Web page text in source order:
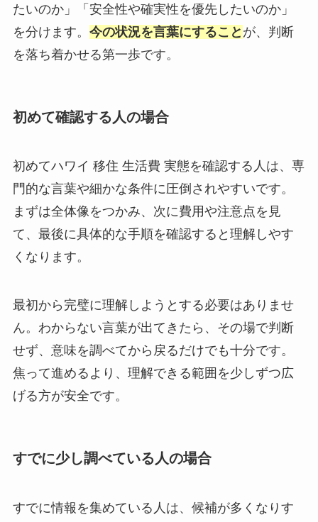
たいのか」「安全性や確実性を優先したいのか」
を分けます。 今の状況を言葉にすること が、判断
を落ち着かせる第一歩です。
初めて確認する人の場合
初めてハワイ 移住 生活費 実態を確認する人は、専
門的な言葉や細かな条件に圧倒されやすいです。
まずは全体像をつかみ、次に費用や注意点を見
て、最後に具体的な手順を確認すると理解しやす
くなります。
最初から完璧に理解しようとする必要はありませ
ん。わからない言葉が出てきたら、その場で判断
せず、意味を調べてから戻るだけでも十分です。
焦って進めるより、理解できる範囲を少しずつ広
げる方が安全です。
すでに少し調べている人の場合
すでに情報を集めている人は、候補が多くなりす